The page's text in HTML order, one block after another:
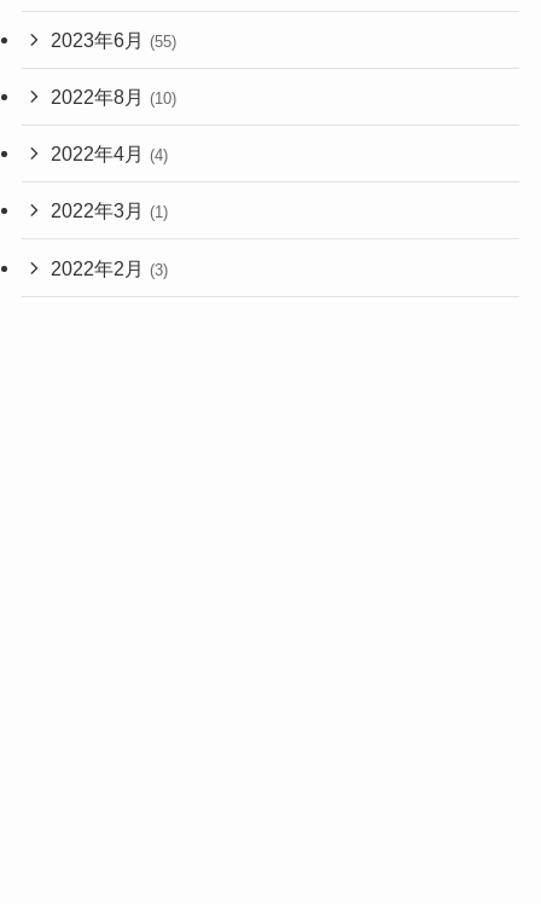
2023年6月 (55)
2022年8月 (10)
2022年4月 (4)
2022年3月 (1)
2022年2月 (3)